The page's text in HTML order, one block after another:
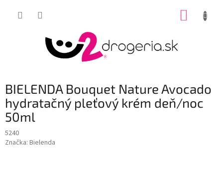
BIELENDA Bouquet Nature Avocado
hydratačný pleťový krém deň/noc
50ml
5240
Značka: Bielenda